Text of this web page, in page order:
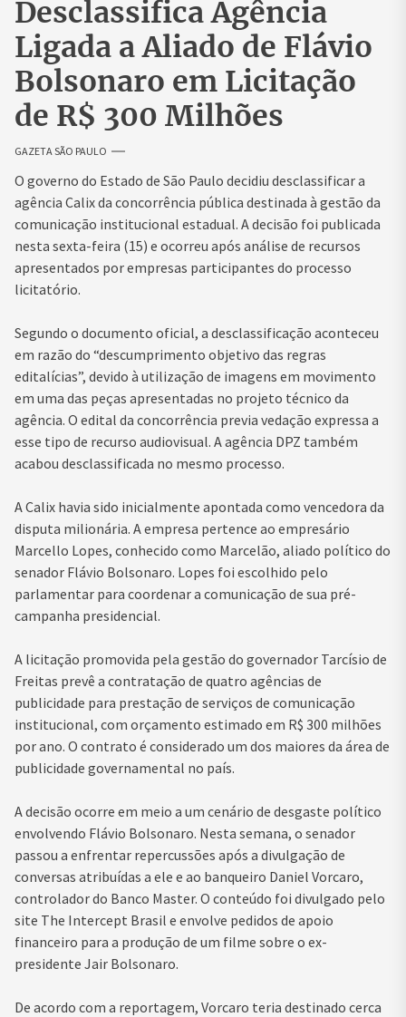
Desclassifica Agência
Ligada a Aliado de Flávio
Bolsonaro em Licitação
de R$ 300 Milhões
GAZETA SÃO PAULO
O governo do Estado de São Paulo decidiu desclassificar a
agência Calix da concorrência pública destinada à gestão da
comunicação institucional estadual. A decisão foi publicada
nesta sexta-feira (15) e ocorreu após análise de recursos
apresentados por empresas participantes do processo
licitatório.
Segundo o documento oficial, a desclassificação aconteceu
em razão do “descumprimento objetivo das regras
editalícias”, devido à utilização de imagens em movimento
em uma das peças apresentadas no projeto técnico da
agência. O edital da concorrência previa vedação expressa a
esse tipo de recurso audiovisual. A agência DPZ também
acabou desclassificada no mesmo processo.
A Calix havia sido inicialmente apontada como vencedora da
disputa milionária. A empresa pertence ao empresário
Marcello Lopes, conhecido como Marcelão, aliado político do
senador Flávio Bolsonaro. Lopes foi escolhido pelo
parlamentar para coordenar a comunicação de sua pré-
campanha presidencial.
A licitação promovida pela gestão do governador Tarcísio de
Freitas prevê a contratação de quatro agências de
publicidade para prestação de serviços de comunicação
institucional, com orçamento estimado em R$ 300 milhões
por ano. O contrato é considerado um dos maiores da área de
publicidade governamental no país.
A decisão ocorre em meio a um cenário de desgaste político
envolvendo Flávio Bolsonaro. Nesta semana, o senador
passou a enfrentar repercussões após a divulgação de
conversas atribuídas a ele e ao banqueiro Daniel Vorcaro,
controlador do Banco Master. O conteúdo foi divulgado pelo
site The Intercept Brasil e envolve pedidos de apoio
financeiro para a produção de um filme sobre o ex-
presidente Jair Bolsonaro.
De acordo com a reportagem, Vorcaro teria destinado cerca